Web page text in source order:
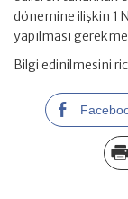
dönemine ilişkin 1
yapılması
Bilgi edinilmesini